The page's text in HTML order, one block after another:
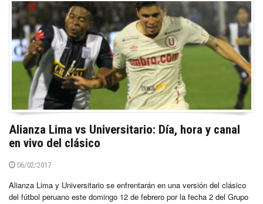
Alianza Lima vs Universitario: Día, hora y canal
en vivo del clásico
06/02/2017
Alianza Lima y Universitario se enfrentarán en una versión del clásico
del fútbol peruano este domingo 12 de febrero por la fecha 2 del Grupo